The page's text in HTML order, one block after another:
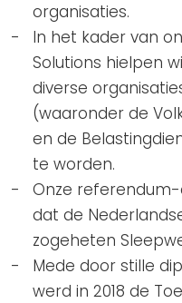
organisaties.
In het kader van
Solutions hielpen
diverse
(waaronder de
en de
te worden.
Onze
dat de
zogeheten
Mede door stille
werd in 2018 de